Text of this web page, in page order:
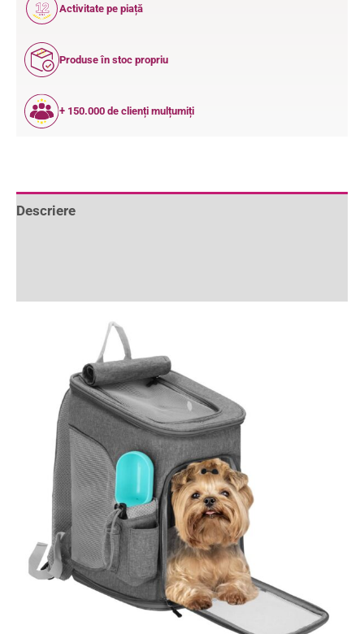
12
ANI
Activitate pe piață
Produse în stoc propriu
+ 150.000 de clienți mulțumiți
Descriere